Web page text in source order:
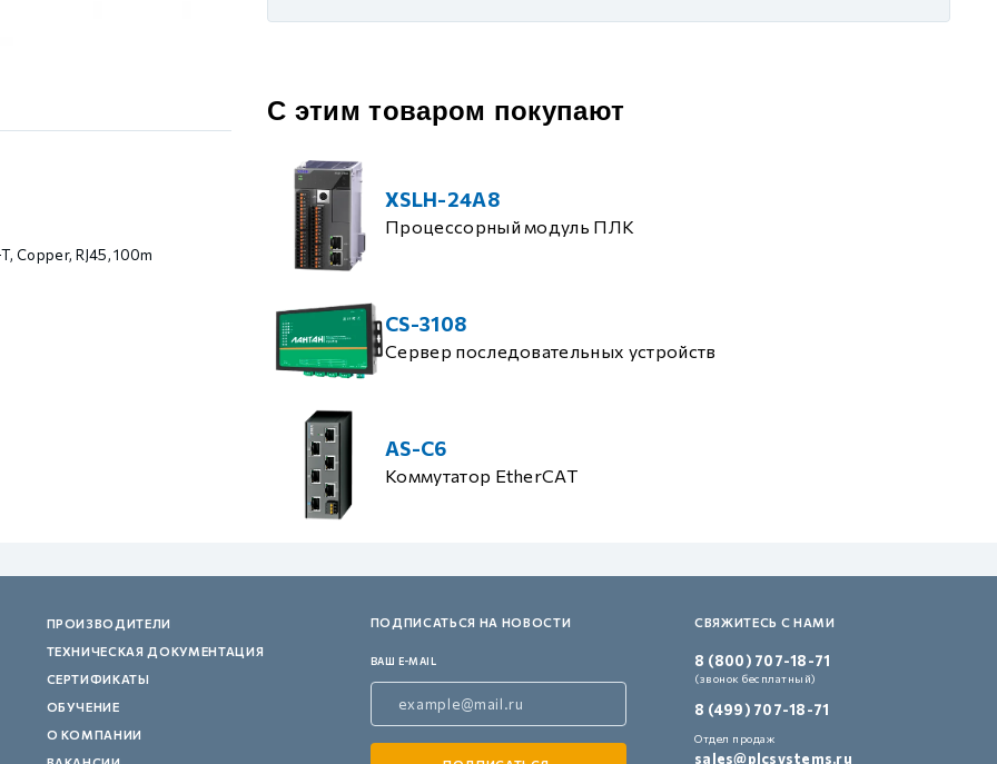
Copper, RJ45, 100m
С этим товаром покупают
XSLH-24A8
Процессорный модуль ПЛК
CS-3108
Сервер последовательных устройств
AS-C6
Коммутатор EtherCAT
ПРОИЗВОДИТЕЛИ
ТЕХНИЧЕСКАЯ ДОКУМЕНТАЦИЯ
СЕРТИФИКАТЫ
ОБУЧЕНИЕ
О КОМПАНИИ
ПОДПИСАТЬСЯ НА НОВОСТИ
ВАШ E-MAIL
СВЯЖИТЕСЬ С НАМИ
8 (800) 707-18-71
(звонок бесплатный)
8 (499) 707-18-71
Отдел продаж
sales@plcsystems.ru
контуром)